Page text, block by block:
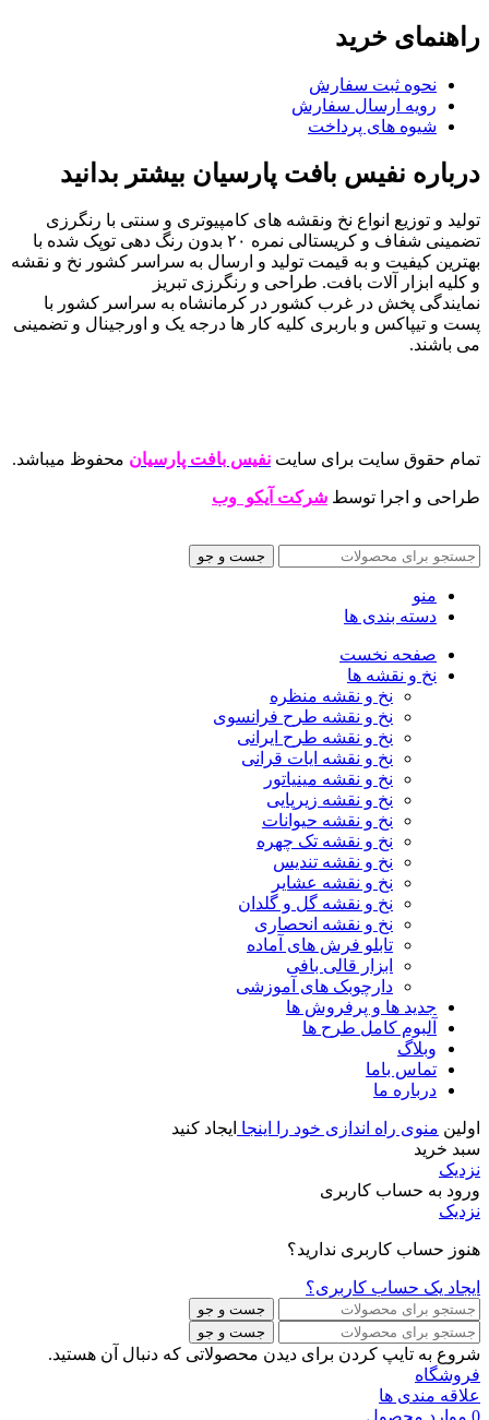
راهنمای خرید
نحوه ثبت سفارش
رویه ارسال سفارش
شیوه های پرداخت
درباره نفیس بافت پارسیان بیشتر بدانید
تولید و توزیع انواع نخ ونقشه های کامپیوتری و سنتی با رنگرزی
تضمینی شفاف و کریستالی نمره ۲۰ بدون رنگ دهی توپک شده با
بهترین کیفیت و به قیمت تولید و ارسال به سراسر کشور نخ و نقشه
و کلیه ابزار آلات بافت. طراحی و رنگرزی تبریز
نمایندگی پخش در غرب کشور در کرمانشاه به سراسر کشور با
پست و تیپاکس و باربری کلیه کار ها درجه یک و اورجینال و تضمینی
می باشند.
تمام حقوق سایت برای سایت نفیس بافت پارسیان محفوظ میباشد.
طراحی و اجرا توسط شرکت آیکو وب
جست و جو
منو
دسته بندی ها
صفحه نخست
نخ و نقشه ها
نخ و نقشه منظره
نخ و نقشه طرح فرانسوی
نخ و نقشه طرح ایرانی
نخ و نقشه ایات قرانی
نخ و نقشه مینیاتور
نخ و نقشه زیرپایی
نخ و نقشه حیوانات
نخ و نقشه تک چهره
نخ و نقشه تندیس
نخ و نقشه عشایر
نخ و نقشه گل و گلدان
نخ و نقشه انحصاری
تابلو فرش های آماده
ابزار قالی بافی
دارچوبک های آموزشی
جدید ها و پرفروش ها
آلبوم کامل طرح ها
وبلاگ
تماس باما
درباره ما
اولین منوی راه اندازی خود را اینجا ایجاد کنید
سبد خرید
نزدیک
ورود به حساب کاربری
نزدیک
هنوز حساب کاربری ندارید؟
ایجاد یک حساب کاربری؟
جست و جو
جست و جو
شروع به تایپ کردن برای دیدن محصولاتی که دنبال آن هستید.
فروشگاه
علاقه مندی ها